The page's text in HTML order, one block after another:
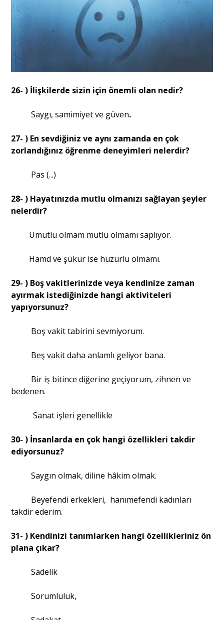
26- ) İlişkilerde sizin için önemli olan nedir?
Saygı, samimiyet ve güven.
27- ) En sevdiğiniz ve aynı zamanda en çok
zorlandığınız öğrenme deneyimleri nelerdir?
Pas (...)
28- ) Hayatınızda mutlu olmanızı sağlayan şeyler
nelerdir?
Umutlu olmam mutlu olmamı saplıyor.
Hamd ve şükür ise huzurlu olmamı.
29- ) Boş vakitlerinizde veya kendinize zaman
ayırmak istediğinizde hangi aktiviteleri
yapıyorsunuz?
Boş vakit tabirini sevmiyorum.
Beş vakit daha anlamlı geliyor bana.
Bir iş bitince diğerine geçiyorum, zihnen ve
bedenen.
Sanat işleri genellikle
30- ) İnsanlarda en çok hangi özellikleri takdir
ediyorsunuz?
Saygın olmak, diline hâkim olmak.
Beyefendi erkekleri, hanımefendi kadınları
takdir ederim.
31- ) Kendinizi tanımlarken hangi özellikleriniz ön
plana çıkar?
Sadelik
Sorumluluk,